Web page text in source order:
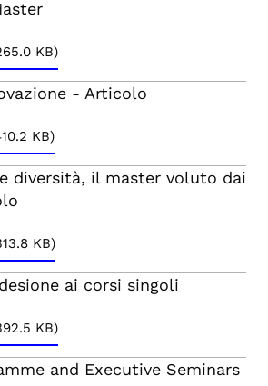
KB)
- Articolo
KB)
diversità, il master voluto dai
KB)
ai corsi singoli
KB)
and Executive Seminars